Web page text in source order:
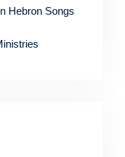
Songs